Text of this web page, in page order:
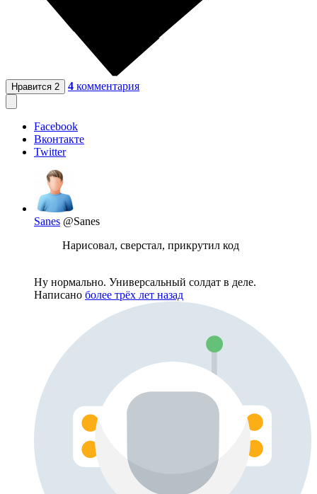
Нравится 2 4 комментария
Facebook
Вконтакте
Twitter
Sanes @Sanes
Нарисовал, сверстал, прикрутил код
Ну нормально. Универсальный солдат в деле.
Написано более трёх лет назад